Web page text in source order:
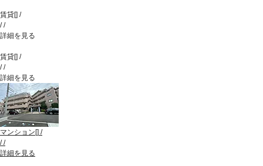
賃貸[] /
//
詳細を見る
賃貸[] /
//
詳細を見る
マンション [] /
//
詳細を見る